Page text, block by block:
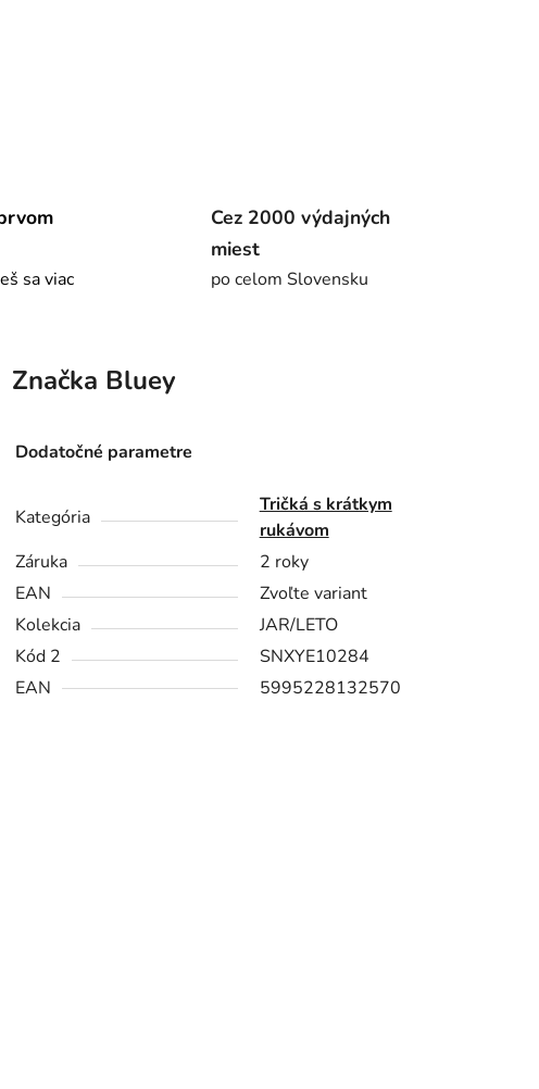
sa viac
Cez 2000 výdajných
miest
po celom Slovensku
Značka Bluey
Dodatočné parametre
Kategória
Tričká s krátkym
rukávom
Záruka
2 roky
EAN
Zvoľte variant
Kolekcia
JAR/LETO
Kód 2
SNXYE10284
EAN
5995228132570